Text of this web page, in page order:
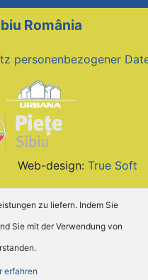
România
personenbezogener
Web-design: True Soft
zu liefern. Indem Sie
Sie mit der Verwendung von
erfahren